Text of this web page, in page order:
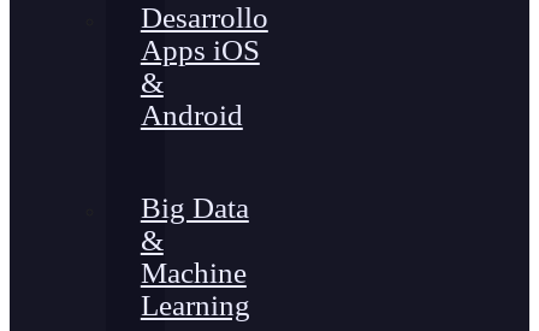
Desarrollo
Apps iOS
&
Android
Big Data
&
Machine
Learning